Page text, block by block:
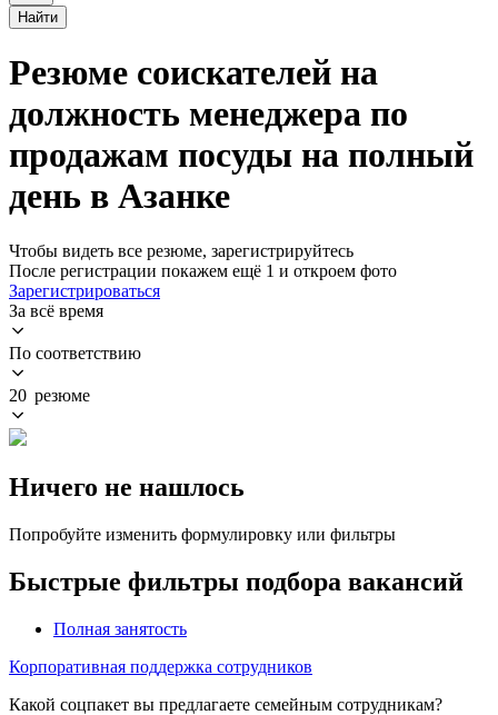
Найти
Резюме соискателей на
должность менеджера по
продажам посуды на полный
день в Азанке
Чтобы видеть все резюме, зарегистрируйтесь
После регистрации покажем ещё 1 и откроем фото
Зарегистрироваться
За всё время
По соответствию
20 резюме
Ничего не нашлось
Попробуйте изменить формулировку или фильтры
Быстрые фильтры подбора вакансий
Полная занятость
Корпоративная поддержка сотрудников
Какой соцпакет вы предлагаете семейным сотрудникам?